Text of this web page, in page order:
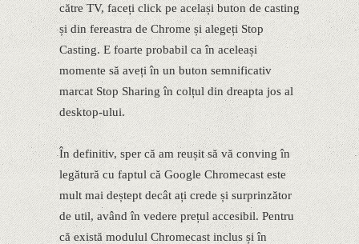
către TV, faceți click pe același buton de casting
și din fereastra de Chrome și alegeți Stop
Casting. E foarte probabil ca în aceleași
momente să aveți în un buton semnificativ
marcat Stop Sharing în colțul din dreapta jos al
desktop-ului.
În definitiv, sper că am reușit să vă conving în
legătură cu faptul că Google Chromecast este
mult mai deștept decât ați crede și surprinzător
de util, având în vedere prețul accesibil. Pentru
că există modulul Chromecast inclus și în